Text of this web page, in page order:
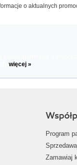
o aktualnych
więcej »
Program
Zamawiaj